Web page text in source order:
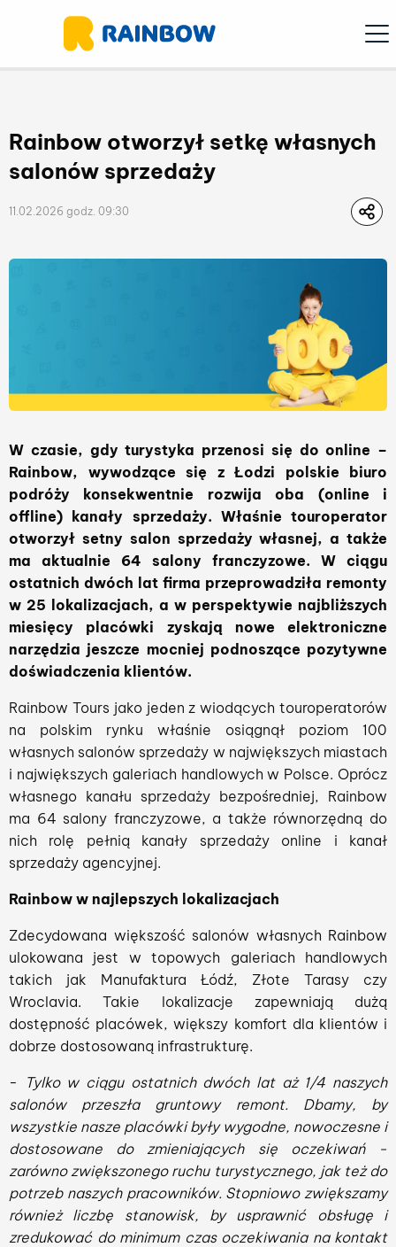
Rainbow otworzył setkę własnych
salonów sprzedaży
11.02.2026 godz. 09:30
W czasie, gdy turystyka przenosi się do online –
Rainbow, wywodzące się z Łodzi polskie biuro
podróży konsekwentnie rozwija oba (online i
offline) kanały sprzedaży. Właśnie touroperator
otworzył setny salon sprzedaży własnej, a także
ma aktualnie 64 salony franczyzowe. W ciągu
ostatnich dwóch lat firma przeprowadziła remonty
w 25 lokalizacjach, a w perspektywie najbliższych
miesięcy placówki zyskają nowe elektroniczne
narzędzia jeszcze mocniej podnoszące pozytywne
doświadczenia klientów.
Rainbow Tours jako jeden z wiodących touroperatorów
na polskim rynku właśnie osiągnął poziom 100
własnych salonów sprzedaży w największych miastach
i największych galeriach handlowych w Polsce. Oprócz
własnego kanału sprzedaży bezpośredniej, Rainbow
ma 64 salony franczyzowe, a także równorzędną do
nich rolę pełnią kanały sprzedaży online i kanał
sprzedaży agencyjnej.
Rainbow w najlepszych lokalizacjach
Zdecydowana większość salonów własnych Rainbow
ulokowana jest w topowych galeriach handlowych
takich jak Manufaktura Łódź, Złote Tarasy czy
Wroclavia. Takie lokalizacje zapewniają dużą
dostępność placówek, większy komfort dla klientów i
dobrze dostosowaną infrastrukturę.
-
Tylko w ciągu ostatnich dwóch lat aż 1/4 naszych
salonów przeszła gruntowy remont. Dbamy, by
wszystkie nasze placówki były wygodne, nowoczesne i
dostosowane do zmieniających się oczekiwań -
zarówno zwiększonego ruchu turystycznego, jak też do
potrzeb naszych pracowników. Stopniowo zwiększamy
również liczbę stanowisk, by usprawnić obsługę i
zredukować do minimum czas oczekiwania na kontakt